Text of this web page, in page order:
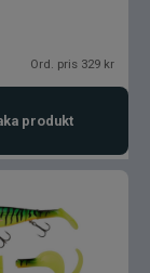
Ord. pris 329 kr
produkt